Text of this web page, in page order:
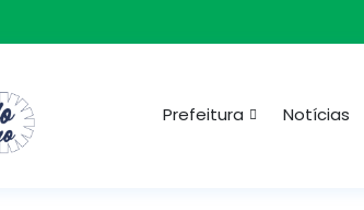
Prefeitura Notícias